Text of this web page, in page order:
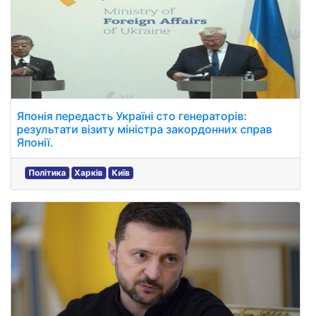
Японія передасть Україні сто генераторів:
результати візиту міністра закордонних справ
Японії.
Політика Харків Київ